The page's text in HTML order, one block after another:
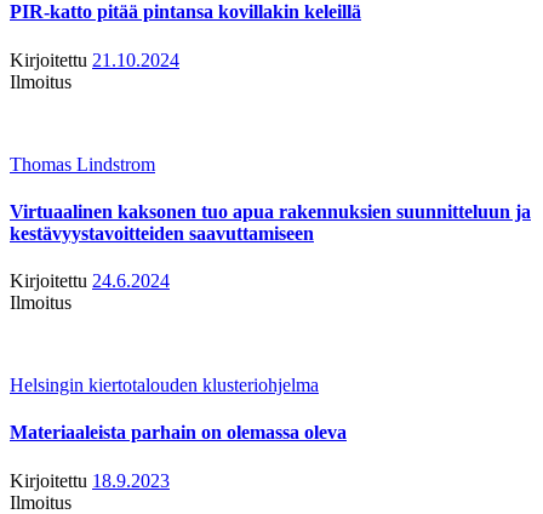
PIR-katto pitää pintansa kovillakin keleillä
Kirjoitettu 21.10.2024
Ilmoitus
Thomas Lindstrom
Virtuaalinen kaksonen tuo apua rakennuksien suunnitteluun ja
kestävyystavoitteiden saavuttamiseen
Kirjoitettu 24.6.2024
Ilmoitus
Helsingin kiertotalouden klusteriohjelma
Materiaaleista parhain on olemassa oleva
Kirjoitettu 18.9.2023
Ilmoitus